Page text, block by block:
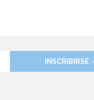
INSCRIBIRSE